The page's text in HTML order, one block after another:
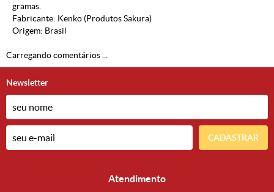
gramas.
Fabricante: Kenko (Produtos Sakura)
Origem: Brasil
Carregando comentários ...
Newsletter
CADASTRAR
Atendimento